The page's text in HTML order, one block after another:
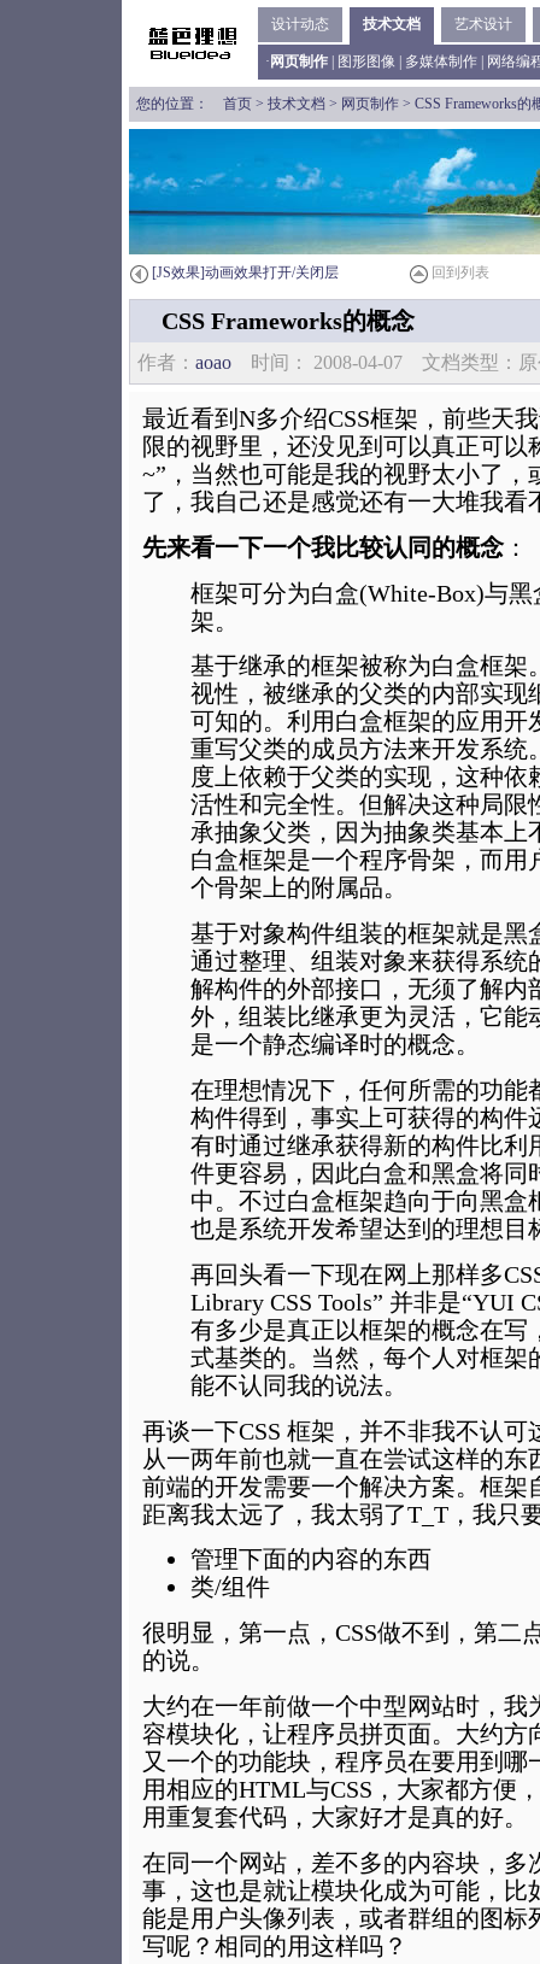
设计动态 技术文档 艺术设计
· 网页制作 图形图像 多媒体制作 网络编
您的位置： 首页 > 技术文档 > 网页制作 > CSS Frameworks的
[JS效果]动画效果打开/关闭层 回到列表
CSS Frameworks的概念
作者： aoao 时间： 2008-04-07 文档类型：
最近看到N多介绍CSS框架，前些天
限的视野里，还没见到可以真正可以
~”，当然也可能是我的视野太小了，
了，我自己还是感觉还有一大堆我看
先来看一下一个我比较认同的概念：
框架可分为白盒(White-Box)与
架。
基于继承的框架被称为白盒框架
视性，被继承的父类的内部实现
可知的。利用白盒框架的应用开
重写父类的成员方法来开发系统
度上依赖于父类的实现，这种依
活性和完全性。但解决这种局限
承抽象父类，因为抽象类基本上
白盒框架是一个程序骨架，而用
个骨架上的附属品。
基于对象构件组装的框架就是黑
通过整理、组装对象来获得系统
解构件的外部接口，无须了解内
外，组装比继承更为灵活，它能
是一个静态编译时的概念。
在理想情况下，任何所需的功能
构件得到，事实上可获得的构件
有时通过继承获得新的构件比利
件更容易，因此白盒和黑盒将同
中。不过白盒框架趋向于向黑盒
也是系统开发希望达到的理想目
再回头看一下现在网上那样多
Library CSS Tools” 并非是“YUI
有多少是真正以框架的概念在写
式基类的。当然，每个人对框架
能不认同我的说法。
再谈一下CSS 框架，并不非我不认
从一两年前也就一直在尝试这样的东
前端的开发需要一个解决方案。框架
距离我太远了，我太弱了T_T，我只
管理下面的内容的东西
类/组件
很明显，第一点，CSS做不到，第二
的说。
大约在一年前做一个中型网站时，我
容模块化，让程序员拼页面。大约方
又一个的功能块，程序员在要用到哪
用相应的HTML与CSS，大家都方便
用重复套代码，大家好才是真的好。
在同一个网站，差不多的内容块，多
事，这也是就让模块化成为可能，比
能是用户头像列表，或者群组的图标
写呢？相同的用这样吗？